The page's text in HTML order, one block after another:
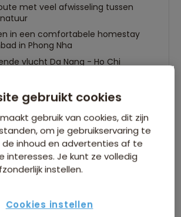
met veel afwisseling tussen
in een comfortabele homestay
in Phong Nha
vlucht Da Nang - Ho Chi
vertrek op:
11 nov.
10 feb.
Bekijk reis
kosten €26,25 p.p. op basis van 2 personen
gebruikt cookies
gebruik van cookies, dit zijn
om je gebruikservaring te
inhoud en advertenties af te
interesses. Je kunt ze volledig
instellen.
Cookies instellen